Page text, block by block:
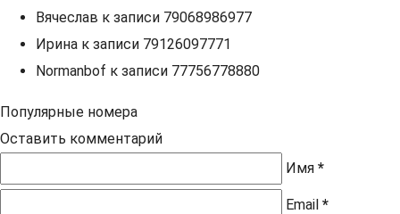
Вячеслав к записи 79068986977
Ирина к записи 79126097771
Normanbof к записи 77756778880
Популярные номера
Оставить комментарий
Имя *
Email *